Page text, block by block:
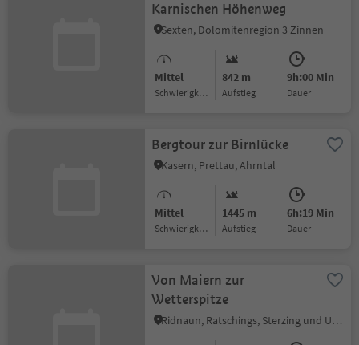
Karnischen Höhenweg
Sexten, Dolomitenregion 3 Zinnen
Mittel
Schwierigkeitsgrad
842 m
Aufstieg
9h:00 Min
Dauer
Bergtour zur Birnlücke
Kasern, Prettau, Ahrntal
Mittel
Schwierigkeitsgrad
1445 m
Aufstieg
6h:19 Min
Dauer
Von Maiern zur
Wetterspitze
Ridnaun, Ratschings, Sterzing und Umgebung